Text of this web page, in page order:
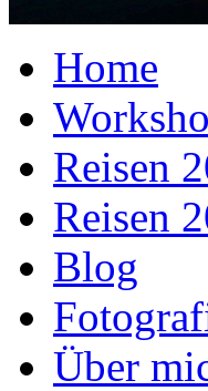
Home
Reisen
Reisen
Blog
Über